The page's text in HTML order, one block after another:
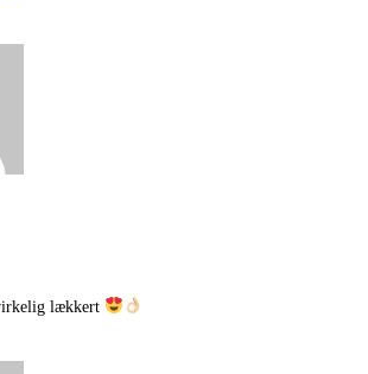
lækkert